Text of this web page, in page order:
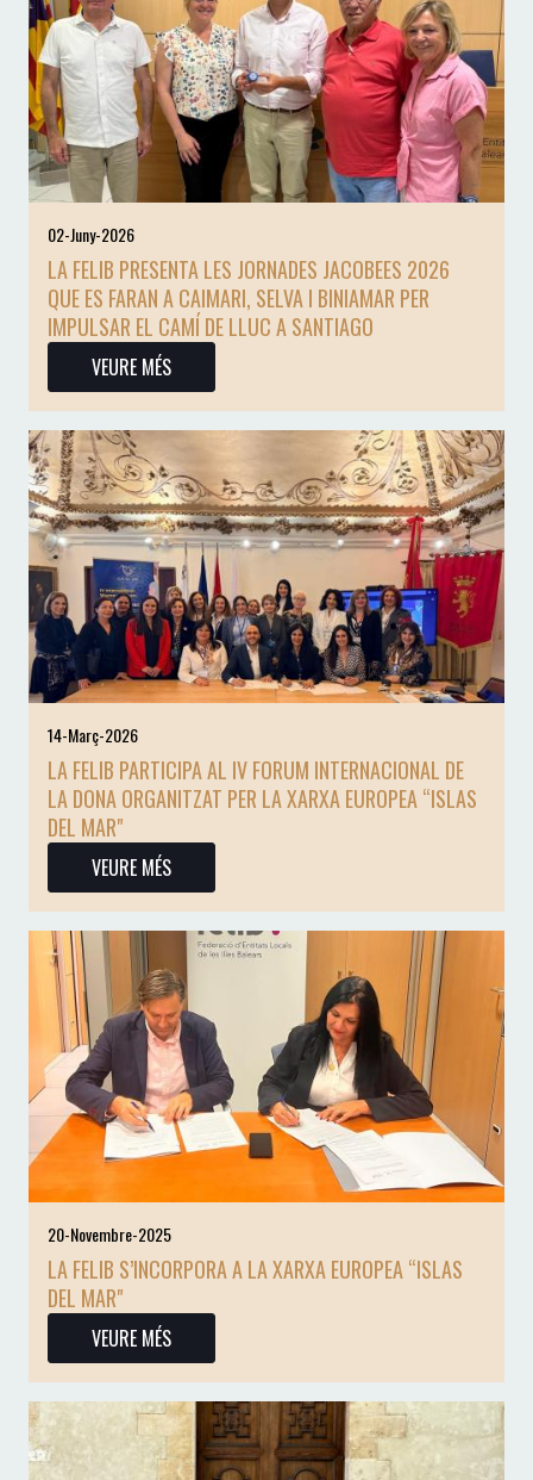
02-Juny-2026
LA FELIB PRESENTA LES JORNADES JACOBEES 2026
QUE ES FARAN A CAIMARI, SELVA I BINIAMAR PER
IMPULSAR EL CAMÍ DE LLUC A SANTIAGO
VEURE MÉS
14-Març-2026
LA FELIB PARTICIPA AL IV FORUM INTERNACIONAL DE
LA DONA ORGANITZAT PER LA XARXA EUROPEA “ISLAS
DEL MAR"
VEURE MÉS
20-Novembre-2025
LA FELIB S’INCORPORA A LA XARXA EUROPEA “ISLAS
DEL MAR"
VEURE MÉS